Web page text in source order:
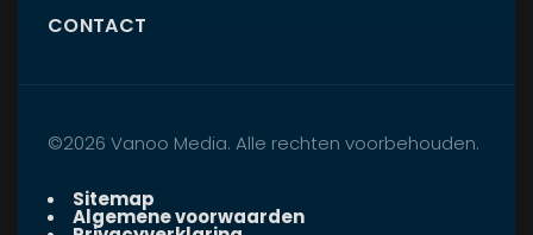
CONTACT
©2026 Vanoo Media. Alle rechten voorbehouden.
Sitemap
Algemene voorwaarden